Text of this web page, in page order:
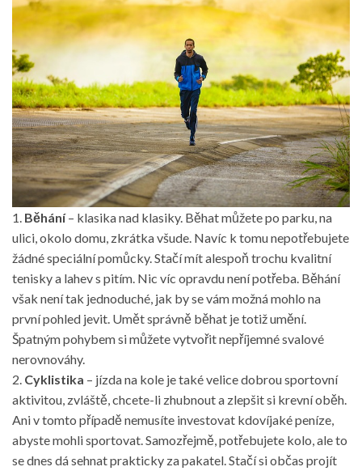
1. Běhání– klasika nad klasiky. Běhat můžete po parku, na
ulici, okolo domu, zkrátka všude. Navíc k tomu nepotřebujete
žádné speciální pomůcky. Stačí mít alespoň trochu kvalitní
tenisky a lahev s pitím. Nic víc opravdu není potřeba. Běhání
však není tak jednoduché, jak by se vám možná mohlo na
první pohled jevit. Umět správně běhat je totiž umění.
Špatným pohybem si můžete vytvořit nepříjemné svalové
nerovnováhy.
2. Cyklistika – jízda na kole je také velice dobrou sportovní
aktivitou, zvláště, chcete-li zhubnout a zlepšit si krevní oběh.
Ani v tomto případě nemusíte investovat kdovíjaké peníze,
abyste mohli sportovat. Samozřejmě, potřebujete kolo, ale to
se dnes dá sehnat prakticky za pakatel. Stačí si občas projít